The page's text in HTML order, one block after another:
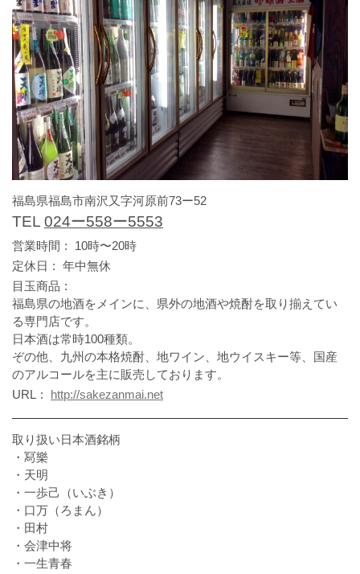
福島県福島市南沢又字河原前73ー52
TEL 024ー558ー5553
営業時間
10時〜20時
定休日
年中無休
目玉商品
福島県の地酒をメインに、県外の地酒や焼酎を取り揃えてい
る専門店です。
日本酒は常時100種類。
ぞの他、九州の本格焼酎、地ワイン、地ウイスキー等、国産
のアルコールを主に販売しております。
URL
http://sakezanmai.net
取り扱い日本酒銘柄
・冩樂
・天明
・一歩己（いぶき）
・口万（ろまん）
・田村
・会津中将
・一生青春